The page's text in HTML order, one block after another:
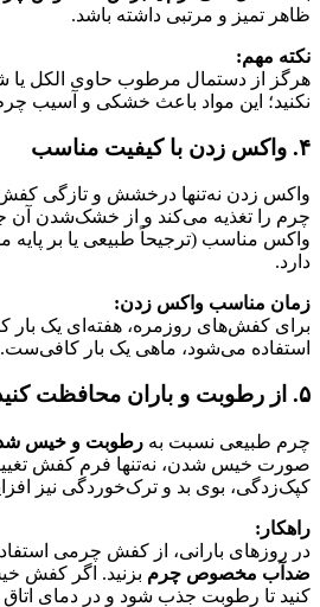
ظاهر تمیز و مرتبی داشته باشد.
نکته مهم:
هرگز از دستمال مرطوب حاوی الکل یا
نکنید؛ این مواد باعث خشکی و آسیب
۴. واکس زدن با کیفیت مناسب
واکس زدن نه‌تنها درخشش و تازگی
چرم را تغذیه می‌کند و از خشک‌شدن آن
واکس مناسب (ترجیحاً طبیعی یا بر پایه
دارد.
زمان مناسب واکس زدن:
برای کفش‌های روزمره، هفته‌ای یک
استفاده می‌شود، ماهی یک بار کافی‌ست.
۵. از رطوبت و باران محافظت کنید
چرم طبیعی نسبت به رطوبت و خیس
صورت خیس شدن، نه‌تنها فرم کفش
کپک‌زدگی، بوی بد و ترک‌خوردگی نیز
راهکار:
در روزهای بارانی، از کفش چرمی
ضدآب مخصوص چرم بزنید. اگر کفش
کنید تا رطوبت جذب شود و در دمای